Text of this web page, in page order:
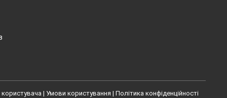
користувача | Умови користування | Політика конфіденційності